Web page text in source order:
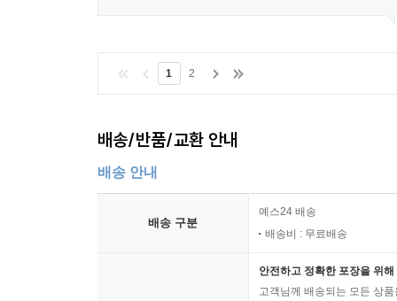
1 2
배송/반품/교환 안내
배송 안내
배송 구분
예스24 배송
배송비 : 무료배송
안전하고 정확한 포장을 위
고객님께 배송되는 모든 상